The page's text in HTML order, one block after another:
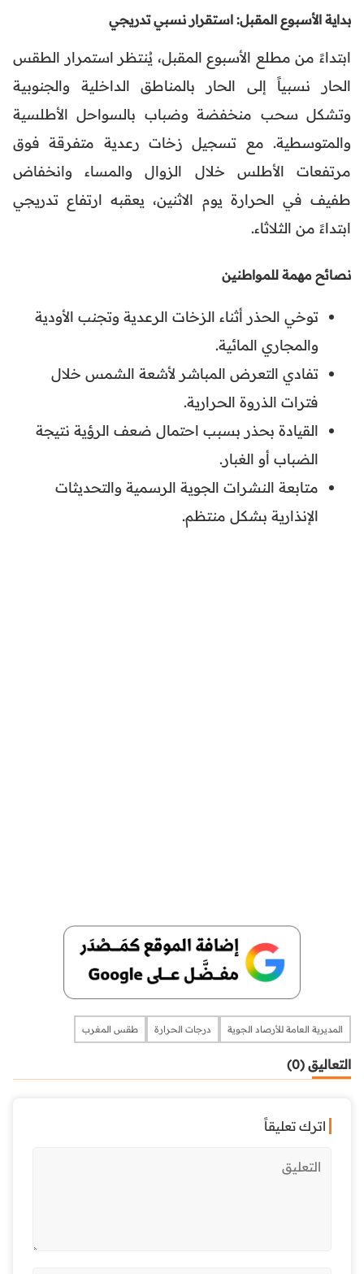
بداية الأسبوع المقبل: استقرار نسبي تدريجي
ابتداءً من مطلع الأسبوع المقبل، يُنتظر استمرار الطقس
الحار نسبياً إلى الحار بالمناطق الداخلية والجنوبية
وتشكل سحب منخفضة وضباب بالسواحل الأطلسية
والمتوسطية. مع تسجيل زخات رعدية متفرقة فوق
مرتفعات الأطلس خلال الزوال والمساء وانخفاض
طفيف في الحرارة يوم الاثنين، يعقبه ارتفاع تدريجي
ابتداءً من الثلاثاء.
نصائح مهمة للمواطنين
توخي الحذر أثناء الزخات الرعدية وتجنب الأودية
والمجاري المائية.
تفادي التعرض المباشر لأشعة الشمس خلال
فترات الذروة الحرارية.
القيادة بحذر بسبب احتمال ضعف الرؤية نتيجة
الضباب أو الغبار.
متابعة النشرات الجوية الرسمية والتحديثات
الإنذارية بشكل منتظم.
المديرية العامة للأرصاد الجوية درجات الحرارة طقس المغرب
التعاليق (0)
اترك تعليقاً